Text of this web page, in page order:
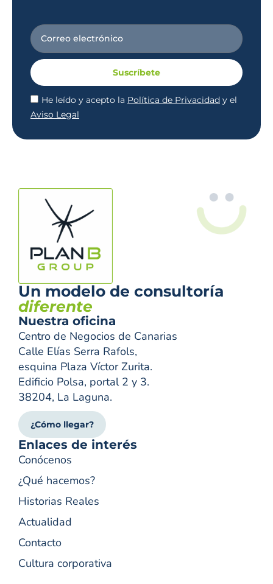
He leído y acepto la Política de Privacidad y el
Aviso Legal
Suscríbete
Un modelo de consultoría
diferente
Nuestra oficina
Centro de Negocios de Canarias
Calle Elías Serra Rafols,
esquina Plaza Víctor Zurita.
Edificio Polsa, portal 2 y 3.
38204, La Laguna.
¿Cómo llegar?
Enlaces de interés
Conócenos
¿Qué hacemos?
Historias Reales
Actualidad
Contacto
Cultura corporativa